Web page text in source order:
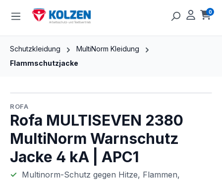
Zum Hauptinhalt springen 0
Schutzkleidung
MultiNorm Kleidung
Flammschutzjacke
ROFA
Rofa MULTISEVEN 2380
MultiNorm Warnschutz
Jacke 4 kA | APC1
Multinorm-Schutz gegen Hitze, Flammen,